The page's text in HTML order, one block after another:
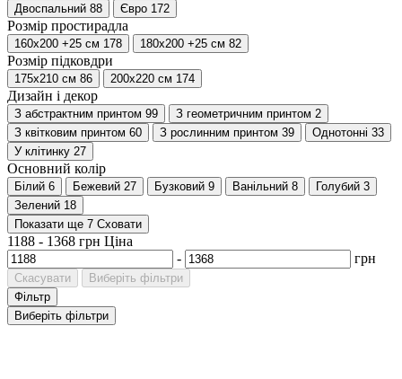
Двоспальний 88 Євро 172
Розмір простирадла
160х200 +25 см 178 180х200 +25 см 82
Розмір підковдри
175x210 см 86 200х220 см 174
Дизайн і декор
З абстрактним принтом 99 З геометричним принтом 2
З квітковим принтом 60 З рослинним принтом 39 Однотонні 33
У клітинку 27
Основний колір
Білий 6 Бежевий 27 Бузковий 9 Ванільний 8 Голубий 3
Зелений 18
Показати ще 7 Сховати
1188 - 1368 грн Ціна
-
грн
Скасувати
Виберіть фільтри
Фільтр
Виберіть фільтри